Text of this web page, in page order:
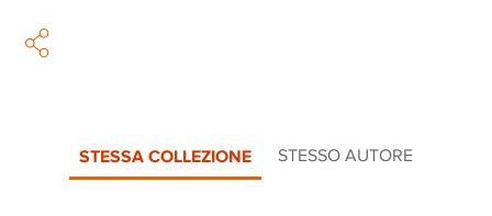
STESSA COLLEZIONE STESSO AUTORE